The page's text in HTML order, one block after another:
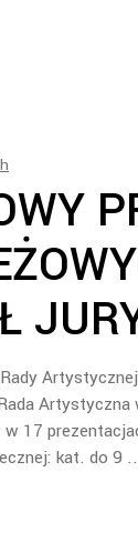
Artystyczna
w 17
kat. do 9